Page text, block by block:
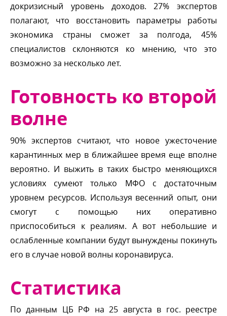
докризисный уровень доходов. 27% эксперто
полагают, что восстановить параметры работы
экономика страны сможет за полгода, 45%
специалистов склоняются ко мнению, что это
озможно за несколько лет.
Готовность ко второй
олне
90% экспертов считают, что новое ужесточение
карантинных мер в ближайшее время еще вполне
ероятно. И выжить в таких быстро меняющихся
условиях сумеют только МФО с достаточным
уровнем ресурсов. Используя весенний опыт, они
смогут с помощью них оперативно
приспособиться к реалиям. А вот небольшие и
ослабленные компании будут вынуждены покинуть
его в случае новой волны коронавируса.
Статистика
По данным ЦБ РФ на 25 августа в гос. реестре